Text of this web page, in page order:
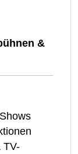
&
TV-